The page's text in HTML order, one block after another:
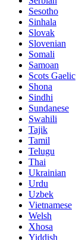
Sesotho
Sinhala
Slovak
Slovenian
Somali
Samoan
Scots Gaelic
Shona
Sindhi
Sundanese
Swahili
Tajik
Tamil
Telugu
Thai
Ukrainian
Urdu
Uzbek
Vietnamese
Welsh
Xhosa
Yiddish